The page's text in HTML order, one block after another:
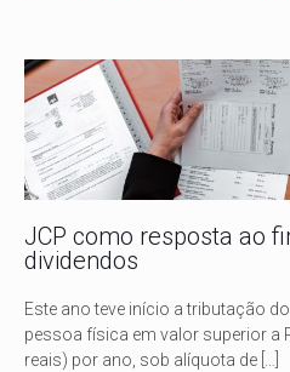
JCP como resposta ao
dividendos
Este ano teve início a tributação
pessoa física em valor superior a
reais) por ano, sob alíquota de […]